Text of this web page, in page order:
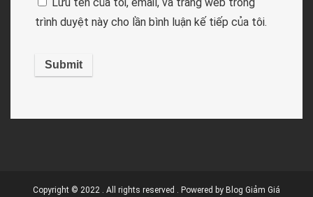
trình duyệt này cho lần bình luận kế tiếp của tôi.
Copyright © 2022 . All rights reserved . Powered by Blog Giảm Giá